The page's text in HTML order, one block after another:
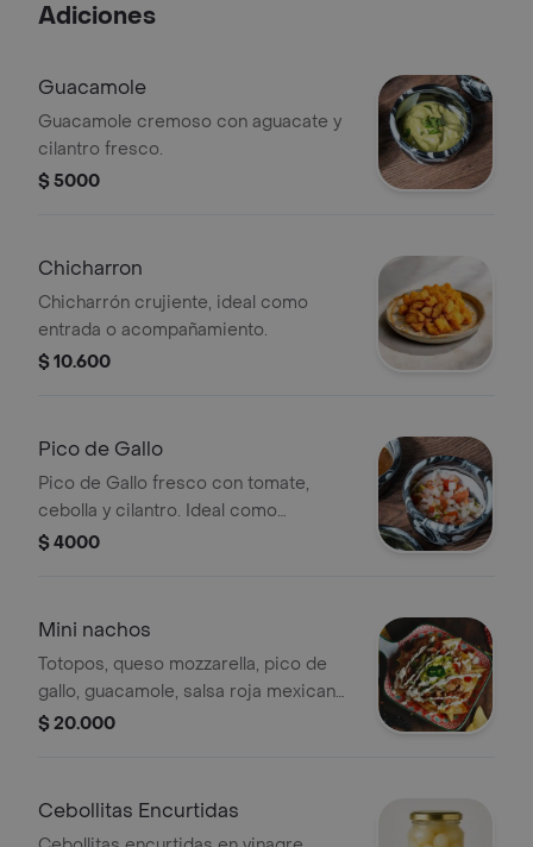
Adiciones
Guacamole
Guacamole cremoso con aguacate y
cilantro fresco.
$ 5000
Chicharron
Chicharrón crujiente, ideal como
entrada o acompañamiento.
$ 10.600
Pico de Gallo
Pico de Gallo fresco con tomate,
cebolla y cilantro. Ideal como
acompañamiento.
$ 4000
Mini nachos
Totopos, queso mozzarella, pico de
gallo, guacamole, salsa roja mexicana,
crema agria.
$ 20.000
Cebollitas Encurtidas